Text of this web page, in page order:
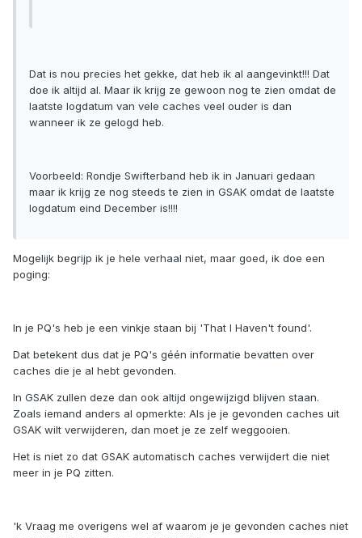
Dat is nou precies het gekke, dat heb ik al aangevinkt!!! Dat
doe ik altijd al. Maar ik krijg ze gewoon nog te zien omdat de
laatste logdatum van vele caches veel ouder is dan
wanneer ik ze gelogd heb.
Voorbeeld: Rondje Swifterband heb ik in Januari gedaan
maar ik krijg ze nog steeds te zien in GSAK omdat de laatste
logdatum eind December is!!!!
Mogelijk begrijp ik je hele verhaal niet, maar goed, ik doe een
poging:
In je PQ's heb je een vinkje staan bij 'That I Haven't found'.
Dat betekent dus dat je PQ's géén informatie bevatten over
caches die je al hebt gevonden.
In GSAK zullen deze dan ook altijd ongewijzigd blijven staan.
Zoals iemand anders al opmerkte: Als je je gevonden caches uit
GSAK wilt verwijderen, dan moet je ze zelf weggooien.
Het is niet zo dat GSAK automatisch caches verwijdert die niet
meer in je PQ zitten.
'k Vraag me overigens wel af waarom je je gevonden caches niet